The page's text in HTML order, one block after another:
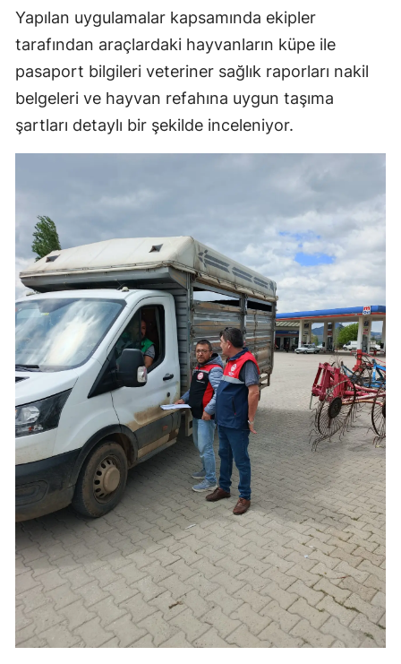
Samsun
Siirt
Sinop
Tokat
Trabzon
Tunceli
Şanlıurfa
Uşak
Yozgat
Zonguldak
Aksaray
Bayburt
Karaman
Kırıkkale
Yapılan uygulamalar kapsamında ekipler
tarafından araçlardaki hayvanların küpe ile
pasaport bilgileri veteriner sağlık raporları nakil
belgeleri ve hayvan refahına uygun taşıma
şartları detaylı bir şekilde inceleniyor.